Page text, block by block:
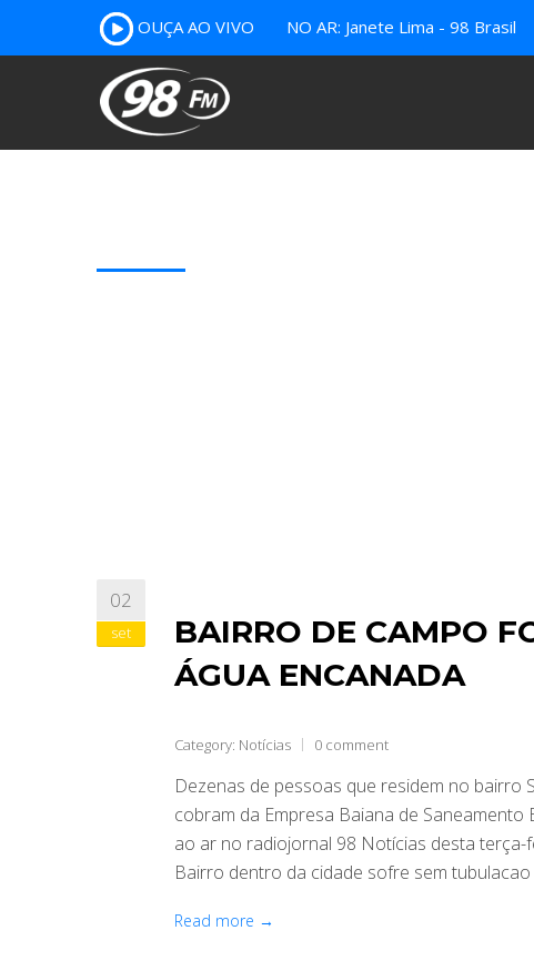
OUÇA AO VIVO NO AR: Janete Lima - 98 Brasil
02
set
BAIRRO DE CAMPO
ÁGUA ENCANADA
Category: Notícias 0 comment
Dezenas de pessoas que residem no bairro
cobram da Empresa Baiana de
ao ar no radiojornal 98 Notícias desta
Bairro dentro da cidade sofre sem
Read more →